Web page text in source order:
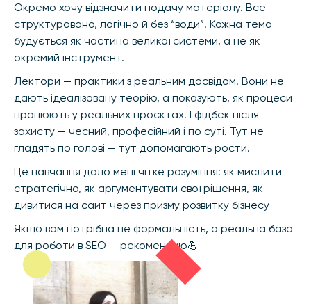
Окремо хочу відзначити подачу матеріалу. Все
структуровано, логічно й без “води”. Кожна тема
будується як частина великої системи, а не як
окремий інструмент.
Лектори — практики з реальним досвідом. Вони не
дають ідеалізовану теорію, а показують, як процеси
працюють у реальних проєктах. І фідбек після
захисту — чесний, професійний і по суті. Тут не
гладять по голові — тут допомагають рости.
Це навчання дало мені чітке розуміння: як мислити
стратегічно, як аргументувати свої рішення, як
дивитися на сайт через призму розвитку бізнесу
Якщо вам потрібна не формальність, а реальна база
для роботи в SEO — рекомендую💪